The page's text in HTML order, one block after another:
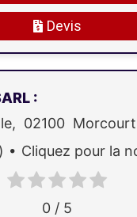
Devis
:
02100 Morcourt
0 / 5
Cliquez pour la